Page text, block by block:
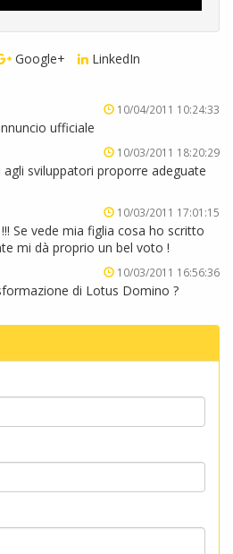
Google+ LinkedIn
10/04/2011 10:24:33
ufficiale
10/03/2011 18:20:29
sviluppatori proporre adeguate
10/03/2011 17:01:15
Se vede mia figlia cosa ho scritto
mi dà proprio un bel voto !
10/03/2011 16:56:36
di Lotus Domino ?